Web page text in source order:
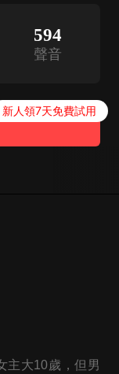
594
聲音
新人領7天免費試用
主大10歲，但男